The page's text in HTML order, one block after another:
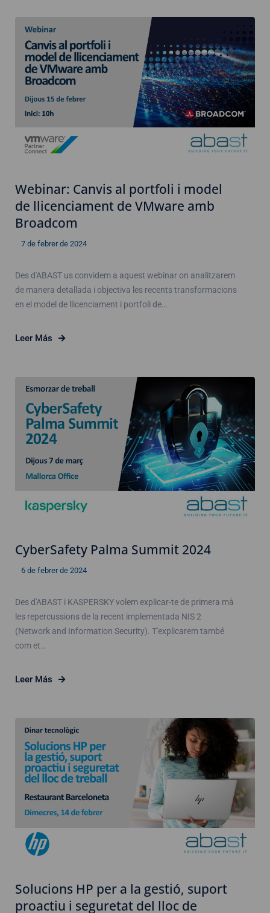
Webinar: Canvis al portfoli i model
de llicenciament de VMware amb
Broadcom
7 de febrer de 2024
Des d'ABAST us convidem a aquest webinar on analitzarem
de manera detallada i objectiva les recents transformacions
en el model de llicenciament i portfoli de…
Leer Más
CyberSafety Palma Summit 2024
6 de febrer de 2024
Des d'ABAST i KASPERSKY volem explicar-te de primera mà
les repercussions de la recent implementada NIS 2
(Network and Information Security). T'explicarem també
com et…
Leer Más
Solucions HP per a la gestió, suport
proactiu i seguretat del lloc de